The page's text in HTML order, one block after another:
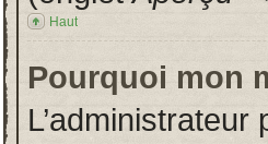
Haut
Pourquoi mon